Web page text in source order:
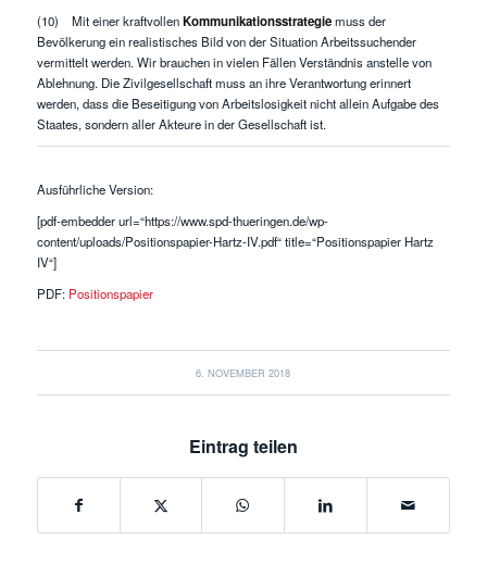
(10) Mit einer kraftvollenKommunikationsstrategiemuss der
Bevölkerung ein realistisches Bild von der Situation Arbeitssuchender
vermittelt werden. Wir brauchen in vielen Fällen Verständnis anstelle von
Ablehnung. Die Zivilgesellschaft muss an ihre Verantwortung erinnert
werden, dass die Beseitigung von Arbeitslosigkeit nicht allein Aufgabe des
Staates, sondern aller Akteure in der Gesellschaft ist.
Ausführliche Version:
[pdf-embedder url=“https://www.spd-thueringen.de/wp-
content/uploads/Positionspapier-Hartz-IV.pdf“ title=“Positionspapier Hartz
IV“]
PDF: Positionspapier
6. NOVEMBER 2018
Eintrag teilen